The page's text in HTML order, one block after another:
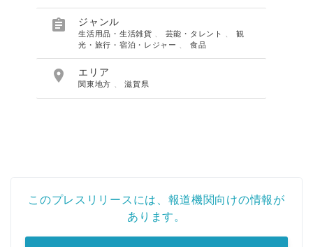
 ジャンル
生活用品・生活雑貨 芸能・タレント
観
光・旅行・宿泊・レジャー
食品
 エリア
関東地方 、滋賀県
このプレスリリースには、報道機関向けの情報が
あります。